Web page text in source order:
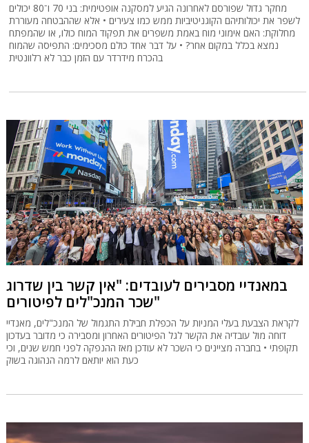
מחקר גדול שפורסם לאחרונה הגיע למסקנה אופטימית: בני 70 ו־80 יכולים
לשפר את יכולותיהם הקוגניטיביות ממש כמו צעירים • אלא שההבטחה מעוררת
מחלוקת: האם אימוני מוח באמת משפרים את תפקוד המוח כולו, או שהמפתח
נמצא בכלל במקום אחר? • על דבר אחד כולם מסכימים: התפיסה שהמוח
בהכרח מידרדר עם הזמן כבר לא רלוונטית
במאנדיי מסבירים לעובדים: "אין קשר בין שדרוג
שכר המנכ"לים לפיטורים"
לקראת הצבעת בעלי המניות על הכפלת חבילת התגמול של המנכ"לים, מאנדיי
דוחה מול עובדיה את הקשר לגל הפיטורים האחרון ומסבירה כי מדובר בעדכון
תקופתי • בחברה מציינים כי השכר לא עודכן מאז ההנפקה לפני חמש שנים, וכי
כעת הוא יותאם לרמה הנהוגה בשוק